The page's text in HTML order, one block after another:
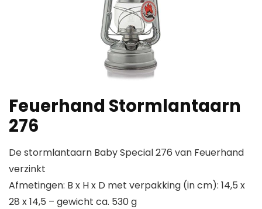
Feuerhand Stormlantaarn
276
De stormlantaarn Baby Special 276 van Feuerhand
verzinkt
Afmetingen: B x H x D met verpakking (in cm): 14,5 x
28 x 14,5 – gewicht ca. 530 g